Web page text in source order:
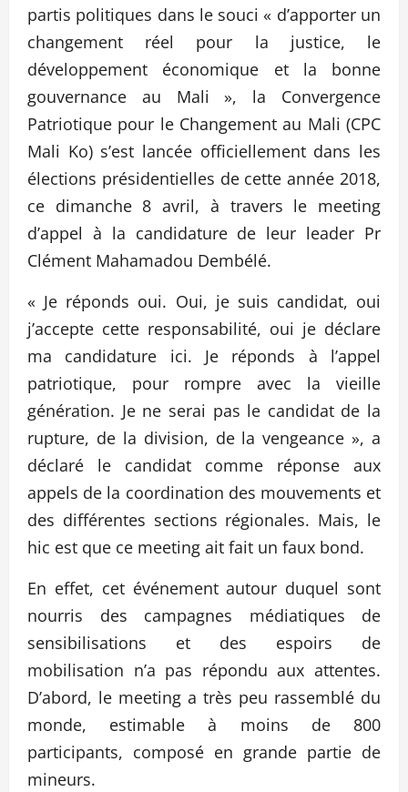
partis politiques dans le souci « d’apporter un
changement réel pour la justice, le
développement économique et la bonne
gouvernance au Mali », la Convergence
Patriotique pour le Changement au Mali (CPC
Mali Ko) s’est lancée officiellement dans les
élections présidentielles de cette année 2018,
ce dimanche 8 avril, à travers le meeting
d’appel à la candidature de leur leader Pr
Clément Mahamadou Dembélé.
« Je réponds oui. Oui, je suis candidat, oui
j’accepte cette responsabilité, oui je déclare
ma candidature ici. Je réponds à l’appel
patriotique, pour rompre avec la vieille
génération. Je ne serai pas le candidat de la
rupture, de la division, de la vengeance », a
déclaré le candidat comme réponse aux
appels de la coordination des mouvements et
des différentes sections régionales. Mais, le
hic est que ce meeting ait fait un faux bond.
En effet, cet événement autour duquel sont
nourris des campagnes médiatiques de
sensibilisations et des espoirs de
mobilisation n’a pas répondu aux attentes.
D’abord, le meeting a très peu rassemblé du
monde, estimable à moins de 800
participants, composé en grande partie de
mineurs.